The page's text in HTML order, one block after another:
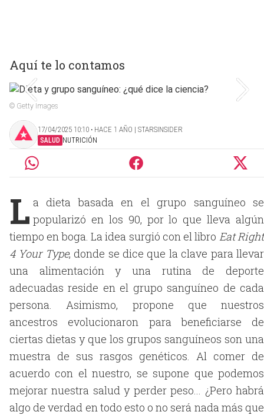
Aquí te lo contamos
© Getty Images
17/04/2025 10:10 ‧ HACE 1 AÑO | STARSINSIDER
SALUD NUTRICIÓN
L a dieta basada en el grupo sanguíneo se
popularizó en los 90, por lo que lleva algún
tiempo en boga. La idea surgió con el libro Eat Right
4 Your Type, donde se dice que la clave para llevar
una alimentación y una rutina de deporte
adecuadas reside en el grupo sanguíneo de cada
persona. Asimismo, propone que nuestros
ancestros evolucionaron para beneficiarse de
ciertas dietas y que los grupos sanguíneos son una
muestra de sus rasgos genéticos. Al comer de
acuerdo con el nuestro, se supone que podemos
mejorar nuestra salud y perder peso... ¿Pero habrá
algo de verdad en todo esto o no será nada más que